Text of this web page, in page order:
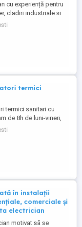
cu experiență pentru
cladiri industriale si
jobului:
electrice: cablaje,
montaj tablouri
ideal: -experiență
termici
termici sanitari cu
de 8h de luni-vineri,
la 6500lei-7000lei , cu
în instalații
comerciale și
electrician
motivat să se